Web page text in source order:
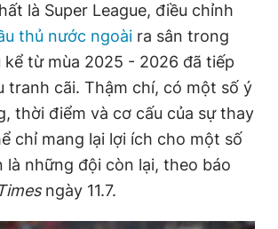
trên điện thoại
Liên hệ quảng cáo
là Super League, điều chỉnh
thủ nước ngoài ra sân trong
từ mùa 2025 - 2026 đã tiếp
tranh cãi. Thậm chí, có một số ý
thời điểm và cơ cấu của sự thay
chỉ mang lại lợi ích cho một số
là những đội còn lại, theo báo
ngày 11.7.